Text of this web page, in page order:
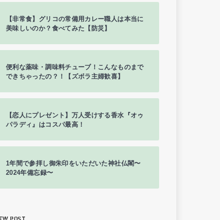
【非常食】グリコの常備用カレー職人は本当に
美味しいのか？食べてみた【防災】
便利な薬味・調味料チューブ！こんなものまで
できちゃったの？！【ズボラ主婦歓喜】
【恋人にプレゼント】万人受けする香水『オゥ
パラディ』はコスパ最高！
1年間で参拝し御朱印をいただいた神社仏閣〜
2024年備忘録〜